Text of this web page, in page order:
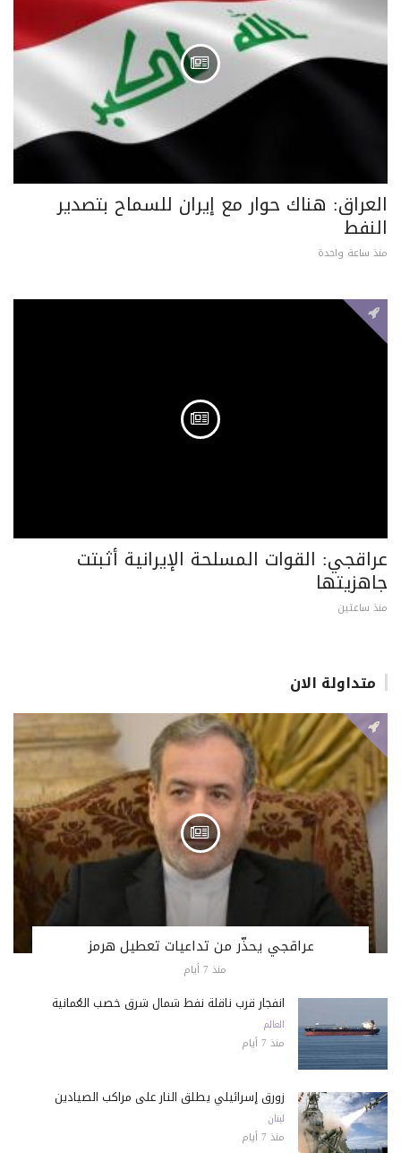
العراق: هناك حوار مع إيران للسماح بتصدير
النفط
منذ ساعة واحدة
عراقجي: القوات المسلحة الإيرانية أثبتت
جاهزيتها
منذ ساعتين
متداولة الان
عراقجي يحذّر من تداعيات تعطيل هرمز
منذ 7 أيام
انفجار قرب ناقلة نفط شمال شرق خصب العُمانية
العالم
منذ 7 أيام
زورق إسرائيلي يطلق النار على مراكب الصيادين
لبنان
منذ 7 أيام